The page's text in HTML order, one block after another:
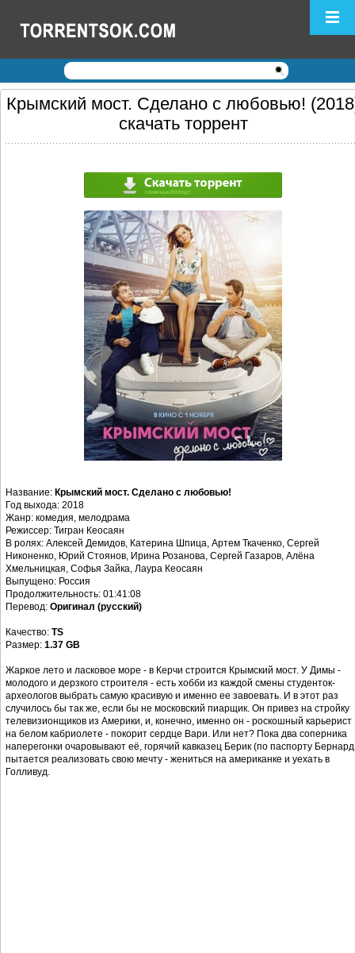
Логин: Пароль:
Регистрация Забыли пароль?
Крымский мост. Сделано с любовью!
скачать торрент
Название: Крымский мост. Сделано с любовью!
Год выхода: 2018
Жанр: комедия, мелодрама
Режиссер: Тигран Кеосаян
В ролях: Алексей Демидов, Катерина Шпица, Артем Ткаченко, Сергей
Никоненко, Юрий Стоянов, Ирина Розанова, Сергей Газаров, Алёна
Хмельницкая, Софья Зайка, Лаура Кеосаян
Выпущено: Россия
Продолжительность: 01:41:08
Перевод: Оригинал (русский)
Качество: TS
Размер: 1.37 GB
Жаркое лето и ласковое море - в Керчи строится Крымский мост. У Димы -
молодого и дерзкого строителя - есть хобби из каждой смены студенток-
археологов выбрать самую красивую и именно ее завоевать. И в этот раз
случилось бы так же, если бы не московский пиарщик. Он привез на стройку
телевизионщиков из Америки, и, конечно, именно он - роскошный карьерист
на белом кабриолете - покорит сердце Вари. Или нет? Пока два соперника
наперегонки очаровывают её, горячий кавказец Берик (по паспорту
пытается реализовать свою мечту - жениться на американке и уехать в
Голливуд.